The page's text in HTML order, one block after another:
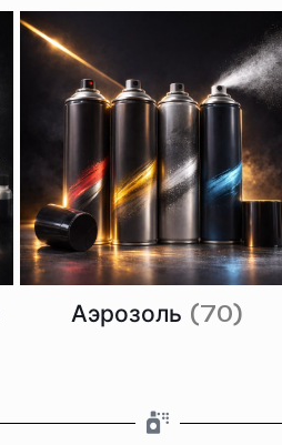
Аэрозоль (70)